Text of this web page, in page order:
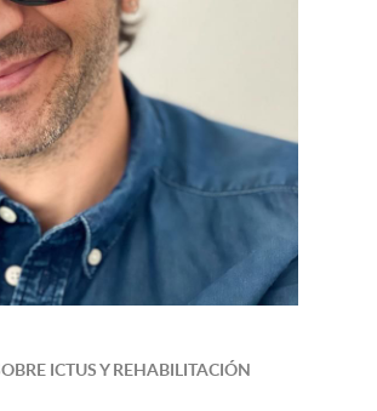
ICTUS Y REHABILITACIÓN